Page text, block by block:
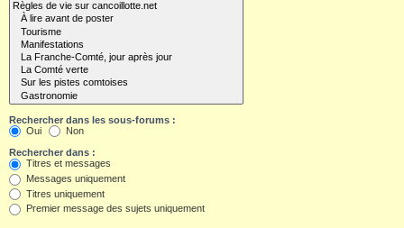
Rechercher dans les sous-forums :
Oui
Non
Rechercher dans :
Titres et messages
Messages uniquement
Titres uniquement
Premier message des sujets uniquement